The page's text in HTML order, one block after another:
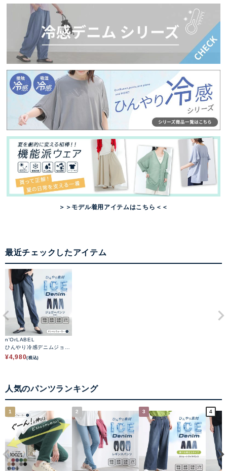
＞＞モデル着用アイテムはこちら＜＜
最近チェックしたアイテム
n'OrLABEL
ひんやり冷感デニムジョガ
ーパンツ
¥4,980(税込)
人気のパンツランキング
1 2 3 4